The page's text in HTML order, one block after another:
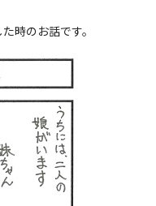
時のお話です。